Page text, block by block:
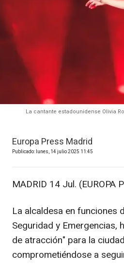
La cantante estadounidense Olivia
Europa Press Madrid
Publicado: lunes, 14 julio 2025 11:45
MADRID 14 Jul. (EUROPA
La alcaldesa en funciones
Seguridad y
de atracción" para la
comprometiéndose a